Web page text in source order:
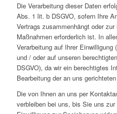
Die Verarbeitung dieser Daten
Abs. 1 lit. b DSGVO, sofern Ihre
Vertrags zusammenhängt oder
Maßnahmen erforderlich ist. In
Verarbeitung auf Ihrer
und / oder auf unseren
DSGVO), da wir ein berechtigtes
Bearbeitung der an uns
Die von Ihnen an uns per
verbleiben bei uns, bis Sie uns